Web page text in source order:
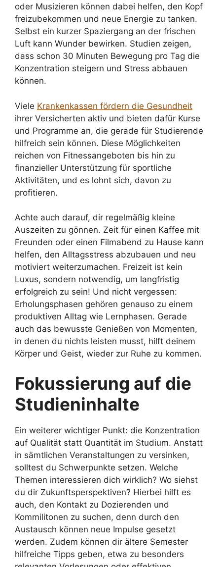
oder Musizieren können dabei helfen, den Kopf
freizubekommen und neue Energie zu tanken.
Selbst ein kurzer Spaziergang an der frischen
Luft kann Wunder bewirken. Studien zeigen,
dass schon 30 Minuten Bewegung pro Tag die
Konzentration steigern und Stress abbauen
können.
Viele Krankenkassen fördern die Gesundheit
ihrer Versicherten aktiv und bieten dafür Kurse
und Programme an, die gerade für Studierende
hilfreich sein können. Diese Möglichkeiten
reichen von Fitnessangeboten bis hin zu
finanzieller Unterstützung für sportliche
Aktivitäten, und es lohnt sich, davon zu
profitieren.
Achte auch darauf, dir regelmäßig kleine
Auszeiten zu gönnen. Zeit für einen Kaffee mit
Freunden oder einen Filmabend zu Hause kann
helfen, den Alltagsstress abzubauen und neu
motiviert weiterzumachen. Freizeit ist kein
Luxus, sondern notwendig, um langfristig
erfolgreich zu sein! Und nicht vergessen:
Erholungsphasen gehören genauso zu einem
produktiven Alltag wie Lernphasen. Gerade
auch das bewusste Genießen von Momenten,
in denen du nichts leisten musst, hilft deinem
Körper und Geist, wieder zur Ruhe zu kommen.
Fokussierung auf die
Studieninhalte
Ein weiterer wichtiger Punkt: die Konzentration
auf Qualität statt Quantität im Studium. Anstatt
in sämtlichen Veranstaltungen zu versinken,
solltest du Schwerpunkte setzen. Welche
Themen interessieren dich wirklich? Wo siehst
du dir Zukunftsperspektiven? Hierbei hilft es
auch, den Kontakt zu Dozierenden und
Kommilitonen zu suchen, denn durch den
Austausch können neue Impulse gesetzt
werden. Zudem können dir ältere Semester
hilfreiche Tipps geben, etwa zu besonders